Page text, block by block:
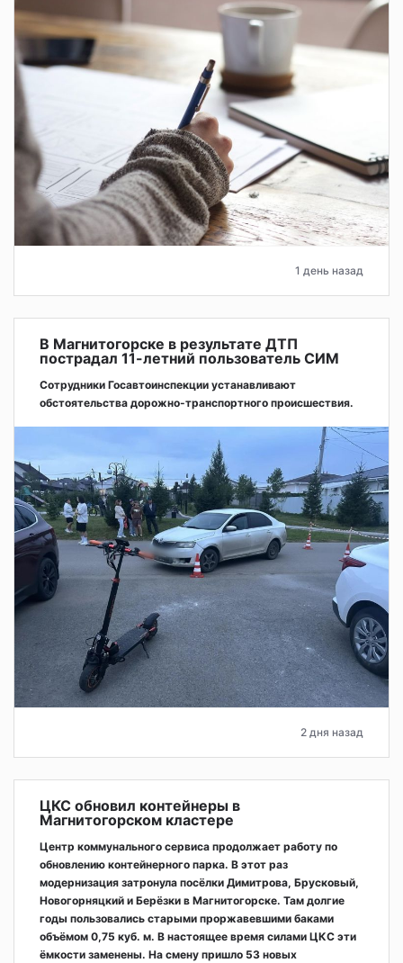
1 день назад
В Магнитогорске в результате ДТП
пострадал 11-летний пользователь СИМ
Сотрудники Госавтоинспекции устанавливают
обстоятельства дорожно-транспортного происшествия.
2 дня назад
ЦКС обновил контейнеры в
Магнитогорском кластере
Центр коммунального сервиса продолжает работу по
обновлению контейнерного парка. В этот раз
модернизация затронула посёлки Димитрова, Брусковый,
Новогорняцкий и Берёзки в Магнитогорске. Там долгие
годы пользовались старыми проржавевшими баками
объёмом 0,75 куб. м. В настоящее время силами ЦКС эти
ёмкости заменены. На смену пришло 53 новых